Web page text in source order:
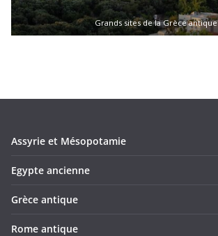
Grands sites de la Grèce antique
Assyrie et Mésopotamie
Egypte ancienne
Grèce antique
Rome antique